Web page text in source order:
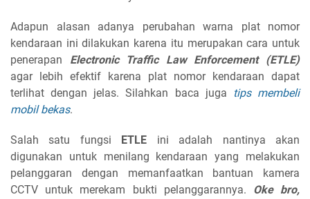
Adapun alasan adanya perubahan warna plat nomor
kendaraan ini dilakukan karena itu merupakan cara untuk
penerapan Electronic Traffic Law Enforcement (ETLE)
agar lebih efektif karena plat nomor kendaraan dapat
terlihat dengan jelas. Silahkan baca juga
tips membeli
mobil bekas.
Salah satu fungsi ETLE ini adalah nantinya akan
digunakan untuk menilang kendaraan yang melakukan
pelanggaran dengan memanfaatkan bantuan kamera
CCTV untuk merekam bukti pelanggarannya. Oke bro,